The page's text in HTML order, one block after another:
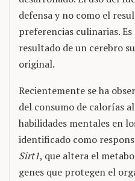
defensa y no como el
preferencias culinarias.
resultado de un cerebro
original.
Recientemente se ha
del consumo de calorías
habilidades mentales en
identificado como
Sirt1, que altera el
genes que protegen el